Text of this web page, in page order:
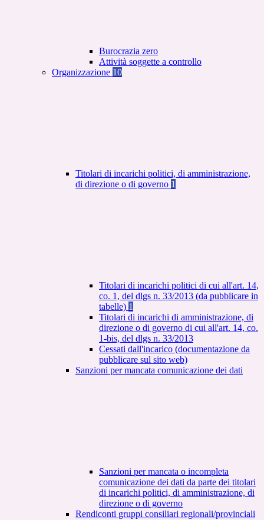
Burocrazia zero
Attività soggette a controllo
Organizzazione 10
Titolari di incarichi politici, di amministrazione,
di direzione o di governo 1
Titolari di incarichi politici di cui all'art. 14,
co. 1, del dlgs n. 33/2013 (da pubblicare in
tabelle) 1
Titolari di incarichi di amministrazione, di
direzione o di governo di cui all'art. 14, co.
1-bis, del dlgs n. 33/2013
Cessati dall'incarico (documentazione da
pubblicare sul sito web)
Sanzioni per mancata comunicazione dei dati
Sanzioni per mancata o incompleta
comunicazione dei dati da parte dei titolari
di incarichi politici, di amministrazione, di
direzione o di governo
Rendiconti gruppi consiliari regionali/provinciali